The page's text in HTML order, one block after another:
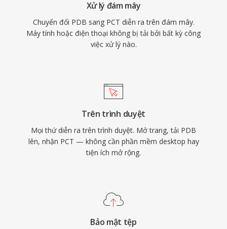
Xử lý đám mây
Chuyển đổi PDB sang PCT diễn ra trên đám mây.
Máy tính hoặc điện thoại không bị tải bởi bất kỳ công
việc xử lý nào.
Trên trình duyệt
Mọi thứ diễn ra trên trình duyệt. Mở trang, tải PDB
lên, nhận PCT — không cần phần mềm desktop hay
tiện ích mở rộng.
Bảo mật tệp